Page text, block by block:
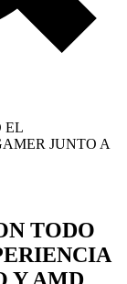
EL
JUNTO A
TODO